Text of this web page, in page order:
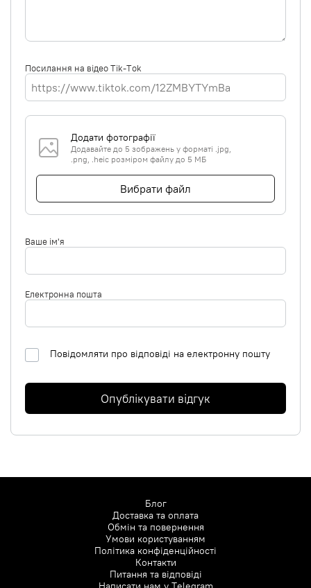
Посилання на відео Tik-Tok
Додати фотографії
Додавайте до 5 зображень у форматі .jpg,
.png, .heic розміром файлу до 5 МБ
Вибрати файл
Ваше ім'я
Електронна пошта
Повідомляти про відповіді на електронну пошту
Опублікувати відгук
Блог
Доставка та оплата
Обмін та повернення
Умови користуванням
Політика конфіденційності
Контакти
Питання та відповіді